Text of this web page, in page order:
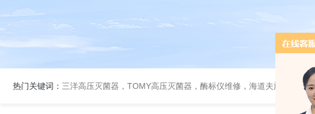
热门关键词： 三洋高压灭菌器，TOMY高压灭菌器，酶标仪维修，海道夫旋转蒸发仪